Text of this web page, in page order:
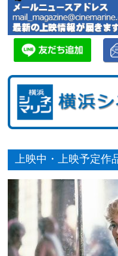
上映中・上映予定作